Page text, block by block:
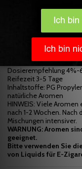
! Bewahren
Benutzung und der
Aromen sind aus
ausgeschlossen!
Dosierempfehlung 4%-
Reifezeit 3-5 Tage
Inhaltstoffe: PG
natürliche Aromen
HINWEIS: Viele
nach 1-2 Wochen.
Mischungen intensiver.
WARNUNG: Aromen
geeignet.
Bitte verwenden Sie
von Liquids für E-